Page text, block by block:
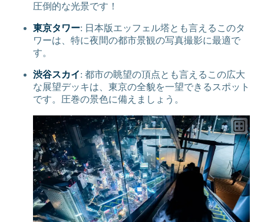
圧倒的な光景です！
東京タワー: 日本版エッフェル塔とも言えるこのタ
ワーは、特に夜間の都市景観の写真撮影に最適で
す。
渋谷スカイ: 都市の眺望の頂点とも言えるこの広大
な展望デッキは、東京の全貌を一望できるスポット
です。圧巻の景色に備えましょう。